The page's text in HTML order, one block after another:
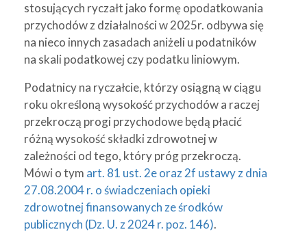
stosujących ryczałt jako formę opodatkowania
przychodów z działalności w 2025r. odbywa się
na nieco innych zasadach aniżeli u podatników
na skali podatkowej czy podatku liniowym.
Podatnicy na ryczałcie, którzy osiągną w ciągu
roku określoną wysokość przychodów a raczej
przekroczą progi przychodowe będą płacić
różną wysokość składki zdrowotnej w
zależności od tego, który próg przekroczą.
Mówi o tym art. 81 ust. 2e oraz 2f ustawy z dnia
27.08.2004 r. o świadczeniach opieki
zdrowotnej finansowanych ze środków
publicznych (Dz. U. z 2024 r. poz. 146).